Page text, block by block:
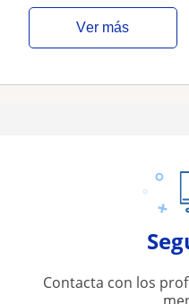
ver más
Contacta con los